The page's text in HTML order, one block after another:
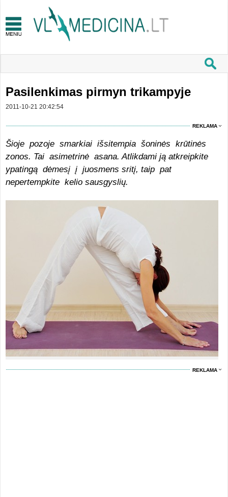
Pasilenkimas pirmyn trikampyje
2011-10-21 20:42:54
REKLAMA
Šioje pozoje smarkiai išsitempia šoninės krūtinės
zonos. Tai asimetrinė asana. Atlikdami ją atkreipkite
ypatingą dėmesį į juosmens sritį, taip pat
nepertempkite kelio sausgyslių.
REKLAMA